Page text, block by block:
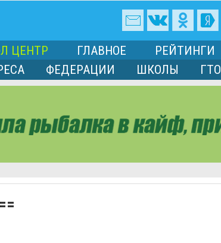
ЦЕНТР ГЛАВНОЕ РЕЙТИНГИ
ФЕДЕРАЦИИ ШКОЛЫ ГТО